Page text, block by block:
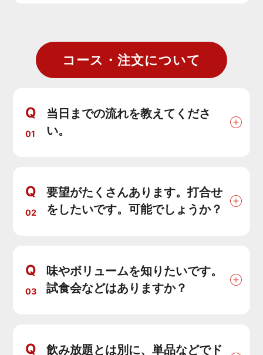
コース・注文について
Q
01
当日までの流れを教えてくださ
い。
Q
02
要望がたくさんあります。打合せ
をしたいです。可能でしょうか？
Q
03
味やボリュームを知りたいです。
試食会などはありますか？
Q
飲み放題とは別に、単品などでド